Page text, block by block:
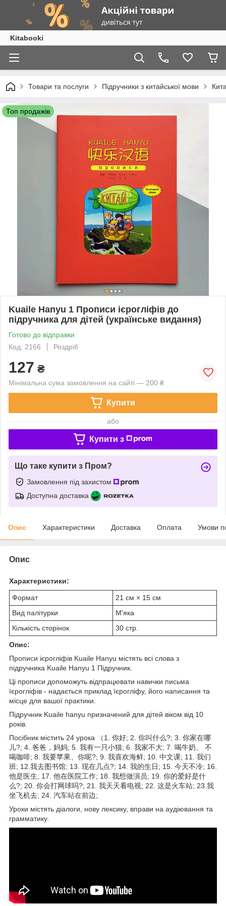
Kitabooki
Товари та послуги Підручники з китайської мови
Топ продажів
Kuaile Hanyu 1 Прописи ієрогліфів до
підручника для дітей (українське видання)
Готово до відправки
Код: 2166
Роздріб
127 ₴
Мінімальна сума замовлення на сайті — 200 ₴
Купити
або
Купити з
Що таке купити з Пром?
Замовлення під захистом
Доступна доставка
Опис Характеристики Доставка Оплата Умови
Опис
Характеристики:
Формат
21 см × 15 см
Вид палітурки
М'яка
Кількість сторінок
30 стр.
Опис:
Прописи ієрогліфів Kuaile Hanyu містять всі слова з
підручника Kuaile Hanyu 1 Підручник.
Ці прописи допоможуть відпрацювати навички письма
їєрогліфів - надається приклад їєрогліфу, його написання та
місце для вашої практики.
Підручник Kuaile hanyu призначений для дітей віком від 10
років.
Посібник містить 24 урока （1. 你好; 2. 你叫什么?; 3. 你家在哪
儿?; 4. 爸爸，妈妈; 5. 我有一只小猫; 6. 我家不大; 7. 喝牛奶、 不
喝咖啡; 8. 我要苹果、你呢?; 9. 我喜欢海鲜; 10. 中文课; 11. 我们
班; 12.我去图书馆; 13. 现在几点?; 14. 我的生日; 15. 今天不冷; 16.
他是医生; 17. 他在医院工作; 18. 我想做演员; 19. 你的爱好是什
么?; 20. 你会打网球吗?; 21. 我天天看电视; 22. 这是火车站; 23.我
坐飞机去; 24. 汽车站在前边;
Уроки містять діалоги, нову лексику, вправи на аудіювання та
грамматику.